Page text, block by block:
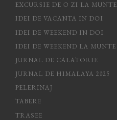
EXCURSIE DE O ZI LA MUNTE
IDEI DE VACANTA IN DOI
IDEI DE WEEKEND IN DOI
IDEI DE WEEKEND LA MUNTE
JURNAL DE CALATORIE
JURNAL DE HIMALAYA 2025
PELERINAJ
TABERE
TRASEE